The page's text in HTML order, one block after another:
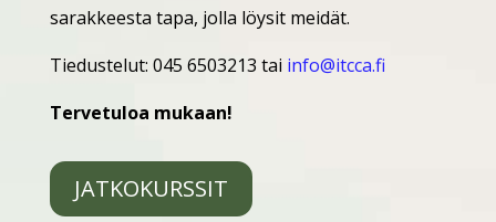
sarakkeesta tapa, jolla löysit meidät.
Tiedustelut: 045 6503213 tai info@itcca.fi
Tervetuloa mukaan!
JATKOKURSSIT